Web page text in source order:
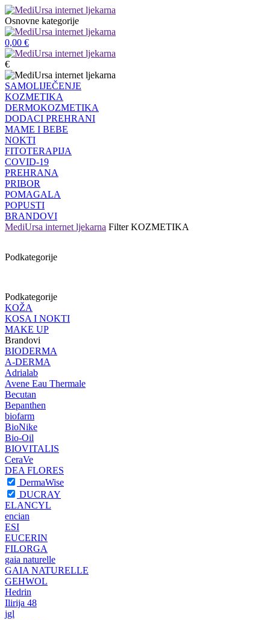
Osnovne kategorije
0,00 €
€
SAMOLIJEČENJE
KOZMETIKA
DERMOKOZMETIKA
DODACI PREHRANI
MAME I BEBE
NOKTI
FITOTERAPIJA
COVID-19
PREHRANA
PRIBOR
POMAGALA
POPUSTI
BRANDOVI
MediUrsa internet ljekarna Filter KOZMETIKA
Podkategorije
Podkategorije
KOŽA
KOSA I NOKTI
MAKE UP
Brandovi
BIODERMA
A-DERMA
Adrialab
Avene Eau Thermale
Becutan
Bepanthen
biofarm
BioNike
Bio-Oil
BIOVITALIS
CeraVe
DEA FLORES
DermaWise
DUCRAY
ELANCYL
encian
ESI
EUCERIN
FILORGA
gaia naturelle
GAIA NATURELLE
GEHWOL
Hedrin
Ilirija 48
jgl